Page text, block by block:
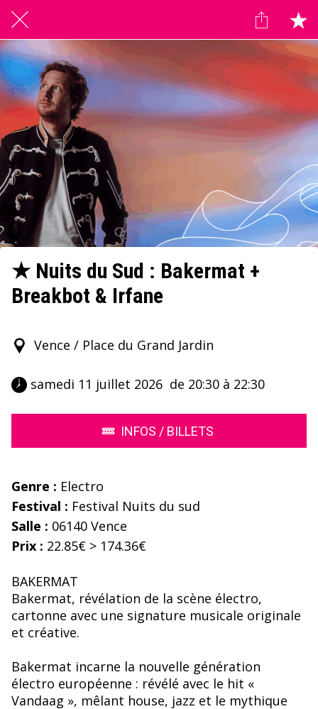
★ Nuits du Sud : Bakermat +
Breakbot & Irfane
Vence / Place du Grand Jardin
samedi 11 juillet 2026  de 20:30 à 22:30
INFOS / BILLETS
Genre : Electro
Festival : Festival Nuits du sud
Salle : 06140 Vence
Prix : 22.85€ > 174.36€
BAKERMAT
Bakermat, révélation de la scène électro,
cartonne avec une signature musicale originale
et créative.
Bakermat incarne la nouvelle génération
électro européenne : révélé avec le hit «
Vandaag », mêlant house, jazz et le mythique